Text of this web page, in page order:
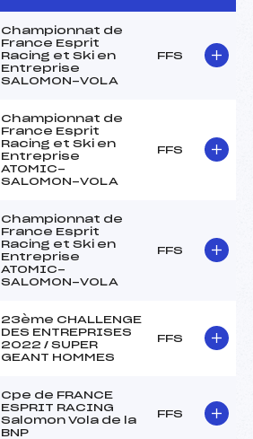
Championnat de
France Esprit
Racing et Ski en
Entreprise
SALOMON-VOLA
FFS
Championnat de
France Esprit
Racing et Ski en
Entreprise
ATOMIC-
SALOMON-VOLA
FFS
Championnat de
France Esprit
Racing et Ski en
Entreprise
ATOMIC-
SALOMON-VOLA
FFS
23ème CHALLENGE
DES ENTREPRISES
2022 / SUPER
GEANT HOMMES
FFS
Cpe de FRANCE
ESPRIT RACING
Salomon Vola de la
BNP
FFS